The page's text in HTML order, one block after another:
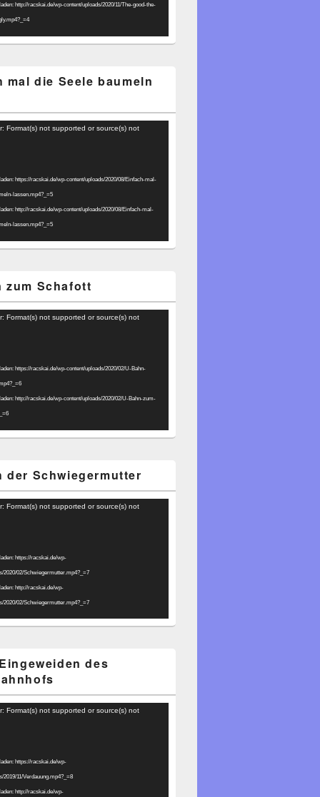
http://racskai.de/wp-content/uploads/2020/11/The-good-the-
mal die Seele baumeln
Format(s) not supported or source(s) not
https://racskai.de/wp-content/uploads/2020/08/Einfach-mal-
lassen.mp4?_=5
http://racskai.de/wp-content/uploads/2020/08/Einfach-mal-
lassen.mp4?_=5
zum Schafott
Format(s) not supported or source(s) not
https://racskai.de/wp-content/uploads/2020/02/U-Bahn-
http://racskai.de/wp-content/uploads/2020/02/U-Bahn-zum-
der Schwiegermutter
Format(s) not supported or source(s) not
https://racskai.de/wp-
2020/02/Schwiegermutter.mp4?_=7
http://racskai.de/wp-
2020/02/Schwiegermutter.mp4?_=7
des
Format(s) not supported or source(s) not
https://racskai.de/wp-
2019/11/Verdauung.mp4?_=8
http://racskai.de/wp-